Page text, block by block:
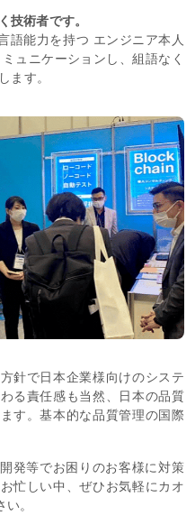
技術者です。
語能力を持つ エンジニア本人
ュニケーションし、組語なく
ます。
針で日本企業様向けのシステ
る責任感も当然、日本の品質
す。基本的な品質管理の国際
発等でお困りのお客様に対策
忙しい中、ぜひお気軽にカオ
。